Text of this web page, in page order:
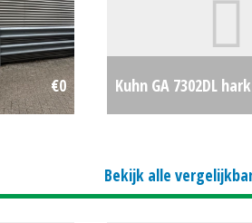
€0 Kuhn GA 7302DL
Bekijk alle